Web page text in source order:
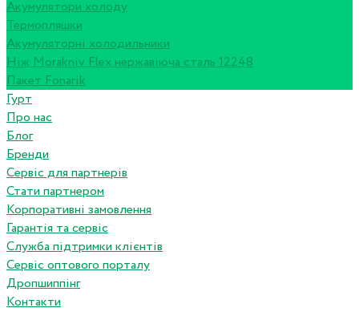
Акумулятори холоду
Термопляшки
Акумуляторні холодильники
Ніж Morakniv Flex нержавіюча сталь 12248
Пакет Fonarik
Гурт
Про нас
Блог
Бренди
Сервіс для партнерів
Стати партнером
Корпоративні замовлення
Гарантія та сервіс
Служба підтримки клієнтів
Сервіс оптового порталу
Дропшиппінг
Контакти